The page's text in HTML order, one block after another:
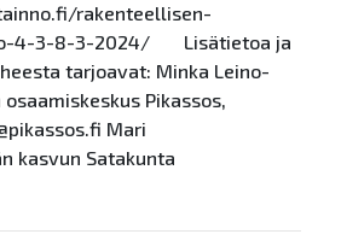
rakenteellisen-
4-3-8-3-2024/ Lisätietoa ja
tarjoavat: Minka Leino-
Pikassos,
Mari
kasvun Satakunta